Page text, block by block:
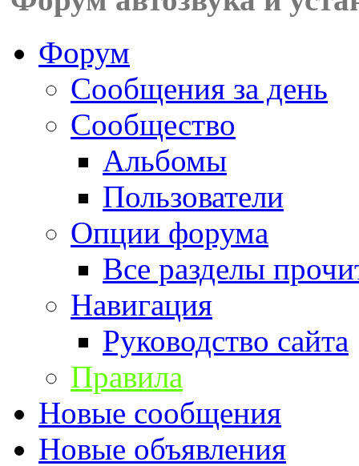
Форум
Сообщения за день
Сообщество
Альбомы
Пользователи
Опции форума
Все разделы
Навигация
Руководство сайта
Правила
Новые сообщения
Новые объявления